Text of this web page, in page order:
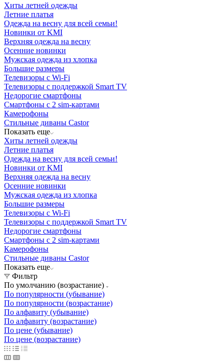
Хиты летней одежды
Летние платья
Одежда на весну для всей семьи!
Новинки от KMI
Верхняя одежда на весну
Осенние новинки
Мужская одежда из хлопка
Большие размеры
Телевизоры с Wi-Fi
Телевизоры с поддержкой Smart TV
Недорогие смартфоны
Смартфоны с 2 sim-картами
Камерофоны
Стильные диваны Castor
Показать еще
Хиты летней одежды
Летние платья
Одежда на весну для всей семьи!
Новинки от KMI
Верхняя одежда на весну
Осенние новинки
Мужская одежда из хлопка
Большие размеры
Телевизоры с Wi-Fi
Телевизоры с поддержкой Smart TV
Недорогие смартфоны
Смартфоны с 2 sim-картами
Камерофоны
Стильные диваны Castor
Показать еще
Фильтр
По умолчанию (возрастание)
По популярности (убывание)
По популярности (возрастание)
По алфавиту (убывание)
По алфавиту (возрастание)
По цене (убывание)
По цене (возрастание)